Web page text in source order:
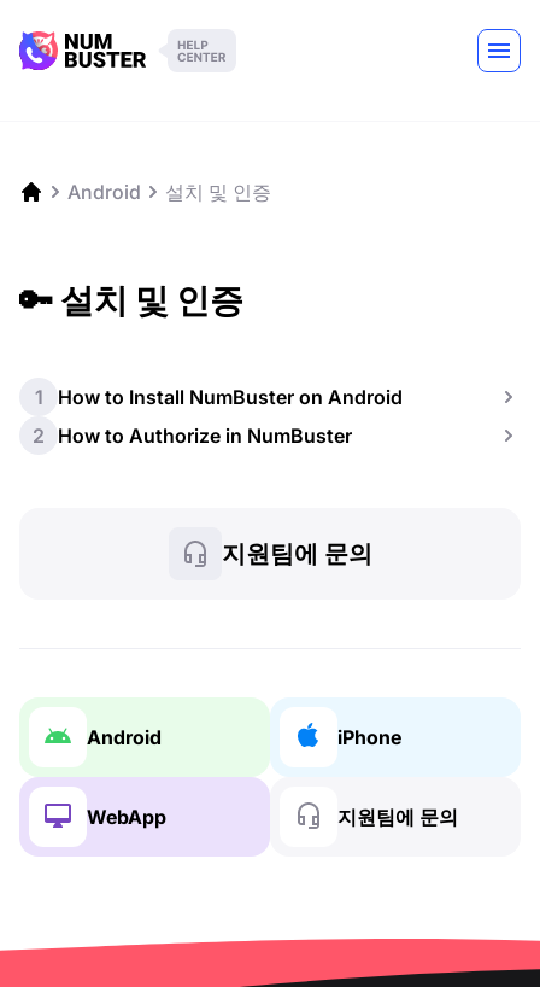
Android 설치 및 인증
🔑 설치 및 인증
1
How to Install NumBuster on Android
2
How to Authorize in NumBuster
지원팀에 문의
Android iPhone
WebApp 지원팀에 문의